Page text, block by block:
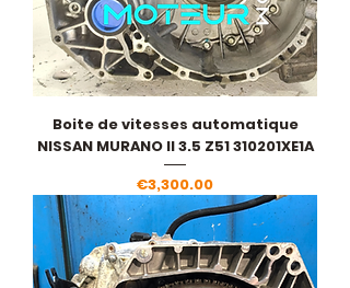
Boite de vitesses automatique
NISSAN MURANO II 3.5 Z51 310201XE1A
Price
€3,300.00